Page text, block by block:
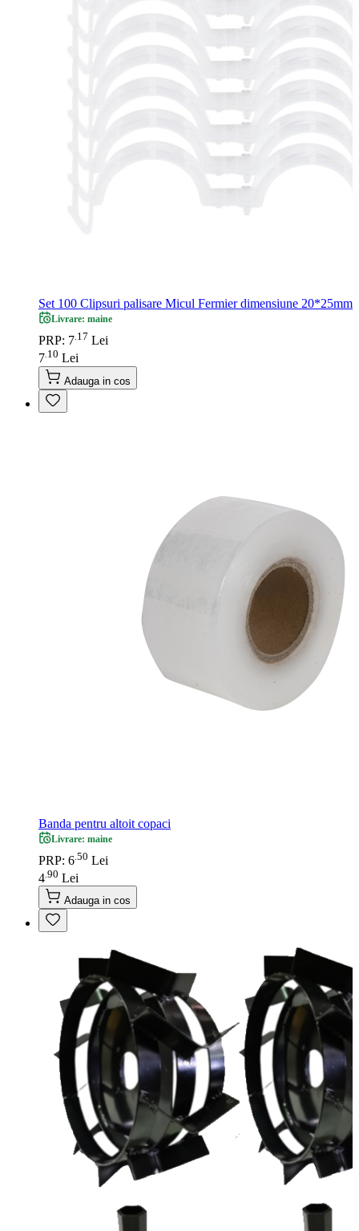
Set 100 Clipsuri palisare Micul Fermier dimensiune 20*25mm
Livrare: maine
PRP: 7 17 Lei
7.10 Lei
Adauga in cos
Banda pentru altoit copaci
Livrare: maine
PRP: 6 50 Lei
4 90 Lei
Adauga in cos